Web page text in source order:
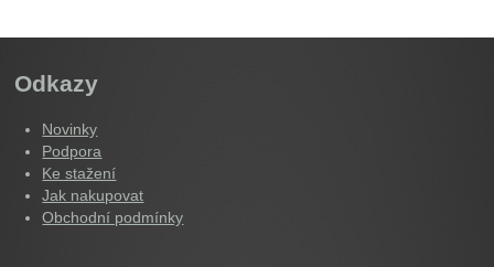
Odkazy
Novinky
Podpora
Ke stažení
Jak nakupovat
Obchodní podmínky